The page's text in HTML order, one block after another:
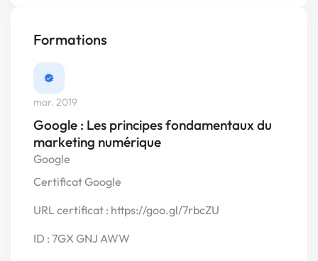
Formations
mar. 2019
Google : Les principes fondamentaux du
marketing numérique
Google
Certificat Google
URL certificat : https://goo.gl/7rbcZU
ID : 7GX GNJ AWW